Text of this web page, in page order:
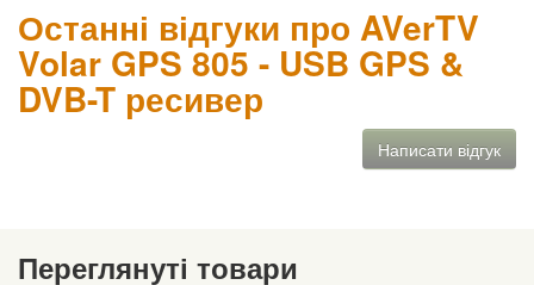
Останні відгуки про AVerTV
Volar GPS 805 - USB GPS &
DVB-T ресивер
Написати відгук
Переглянуті товари